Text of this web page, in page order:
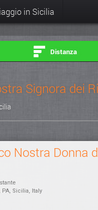
in Sicilia
Distanza
Signora dei
Nostra Donna
, PA, Sicilia, Italy